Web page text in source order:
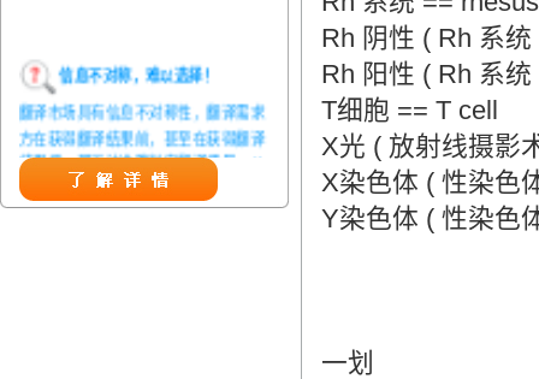
翻译市场具有信息不对称性，翻译需求
方在获得翻译结果前，甚至在获得翻译
结果后，都无法准确判定翻译质量。从
而给劣质翻译者提供了一定生存条件，
造成翻译市场鱼龙混杂，难以选择。
Rh 阴性 ( Rh 系
Rh 阳性 ( Rh 系
T细胞 == T cell
X光 ( 放射线摄影
X染色体 ( 性染色
Y染色体 ( 性染色
一划